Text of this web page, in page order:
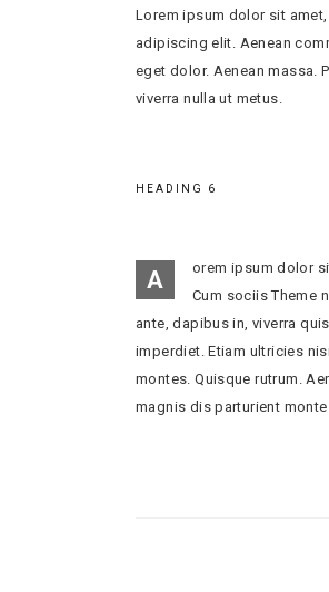
Lorem ipsum dolor sit
adipiscing elit. Aenean
eget dolor. Aenean massa.
viverra nulla ut metus.
HEADING 6
A
orem ipsum dolor
Cum sociis Theme
ante, dapibus in, viverra
imperdiet. Etiam ultricies
montes. Quisque rutrum.
magnis dis parturient